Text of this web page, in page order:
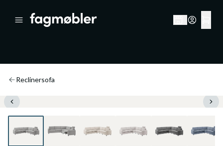
Reclinersofa